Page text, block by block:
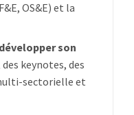
OS&E) et la
son
keynotes, des
sectorielle et